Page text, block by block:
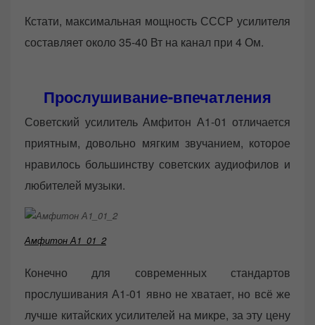
Кстати, максимальная мощность СССР усилителя
составляет около 35-40 Вт на канал при 4 Ом.
Прослушивание-впечатления
Советский усилитель Амфитон А1-01 отличается
приятным, довольно мягким звучанием, которое
нравилось большинству советских аудиофилов и
любителей музыки.
Амфитон А1_01_2
Конечно для современных стандартов
прослушивания А1-01 явно не хватает, но всё же
лучше китайских усилителей на микре, за эту цену